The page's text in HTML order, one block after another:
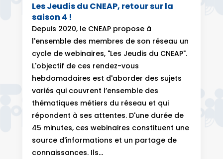
Les Jeudis du CNEAP, retour sur la
saison 4 !
Depuis 2020, le CNEAP propose à
l'ensemble des membres de son réseau un
cycle de webinaires, "Les Jeudis du CNEAP".
L'objectif de ces rendez-vous
hebdomadaires est d'aborder des sujets
variés qui couvrent l’ensemble des
thématiques métiers du réseau et qui
répondent à ses attentes. D'une durée de
45 minutes, ces webinaires constituent une
source d'informations et un partage de
connaissances. Ils...